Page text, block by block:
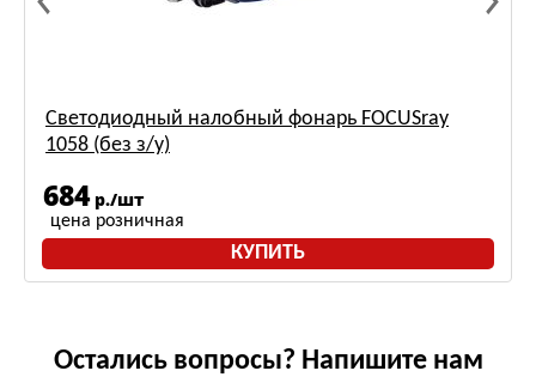
Светодиодный налобный фонарь FOCUSray
1058 (без з/у)
684 р./шт
цена розничная
КУПИТЬ
Остались вопросы? Напишите нам